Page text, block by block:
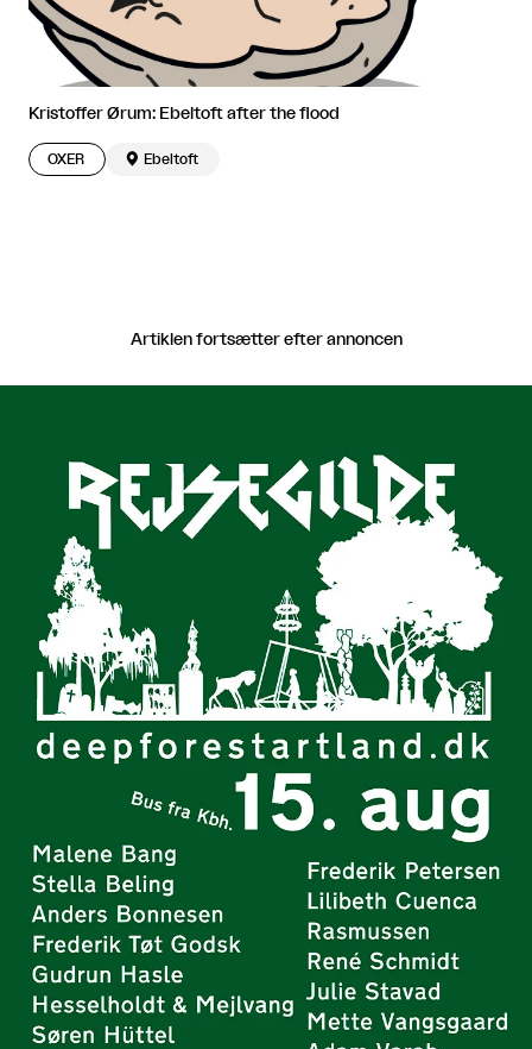
Kristoffer Ørum: Ebeltoft after the flood
OXER  Ebeltoft
Artiklen fortsætter efter annoncen